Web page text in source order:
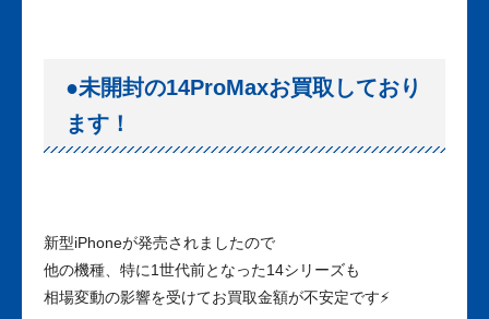
●未開封の14ProMaxお買取しており
ます！
新型iPhoneが発売されましたので
他の機種、特に1世代前となった14シリーズも
相場変動の影響を受けてお買取金額が不安定です⚡